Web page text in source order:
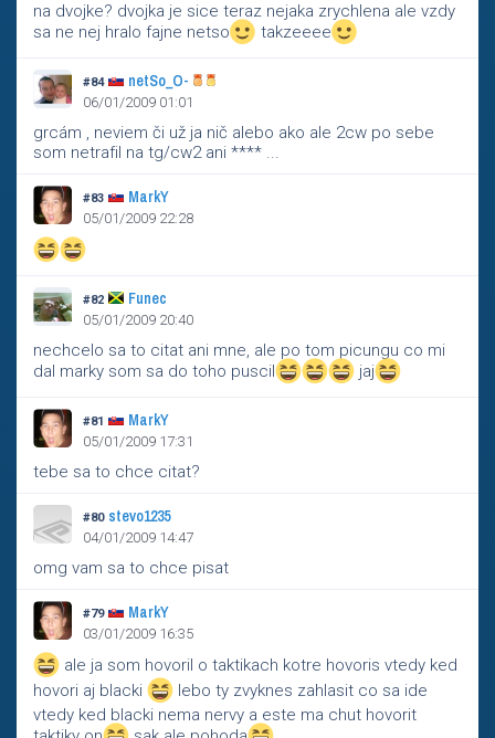
na dvojke? dvojka je sice teraz nejaka zrychlena ale vzdy
sa ne nej hralo fajne netso
takzeeee
#84 netSo_O-
06/01/2009 01:01
grcám , neviem či už ja nič alebo ako ale 2cw po sebe
som netrafil na tg/cw2 ani **** ...
#83 MarkY
05/01/2009 22:28
#82 Funec
05/01/2009 20:40
nechcelo sa to citat ani mne, ale po tom picungu co mi
dal marky som sa do toho puscil
jaj
#81 MarkY
05/01/2009 17:31
tebe sa to chce citat?
#80 stevo1235
04/01/2009 14:47
omg vam sa to chce pisat
#79 MarkY
03/01/2009 16:35
ale ja som hovoril o taktikach kotre hovoris vtedy ked
hovori aj blacki
lebo ty zvyknes zahlasit co sa ide
vtedy ked blacki nema nervy a este ma chut hovorit